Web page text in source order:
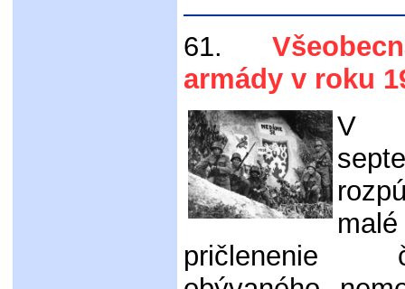
61.
armády v roku
V
pričlenenie